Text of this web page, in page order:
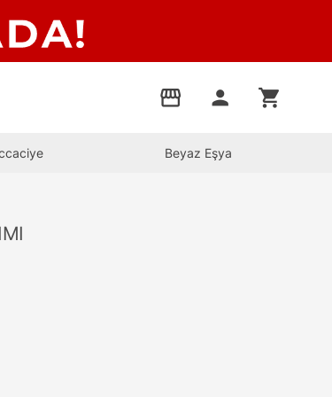
storefront person shopping_cart
Beyaz Eşya